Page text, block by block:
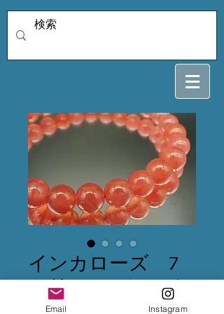
インカローズ 7
ミリ 16.5センチ
￥39,600
Email Instagram